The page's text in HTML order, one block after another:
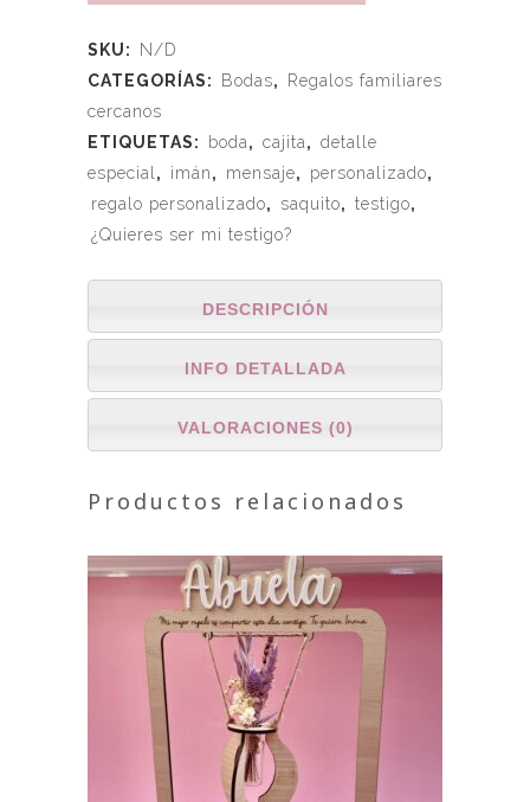
SKU:
N/D
CATEGORÍAS:
Bodas,
Regalos familiares
cercanos
ETIQUETAS:
boda, cajita, detalle
especial , imán, mensaje, personalizado,
regalo personalizado, saquito, testigo,
¿Quieres ser mi testigo?
DESCRIPCIÓN
INFO DETALLADA
VALORACIONES (0)
Productos relacionados